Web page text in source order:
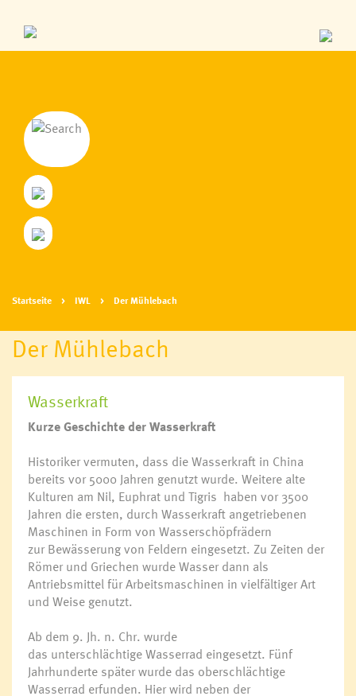
Startseite IWL Der Mühlebach
Der Mühlebach
Wasserkraft
Kurze Geschichte der Wasserkraft
Historiker vermuten, dass die Wasserkraft in China
bereits vor 5000 Jahren genutzt wurde. Weitere alte
Kulturen am Nil, Euphrat und Tigris haben vor 3500
Jahren die ersten, durch Wasserkraft angetriebenen
Maschinen in Form von Wasserschöpfrädern
zur Bewässerung von Feldern eingesetzt. Zu Zeiten der
Römer und Griechen wurde Wasser dann als
Antriebsmittel für Arbeitsmaschinen in vielfältiger Art
und Weise genutzt.
Ab dem 9. Jh. n. Chr. wurde
das unterschlächtige Wasserrad eingesetzt. Fünf
Jahrhunderte später wurde das oberschlächtige
Wasserrad erfunden. Hier wird neben der